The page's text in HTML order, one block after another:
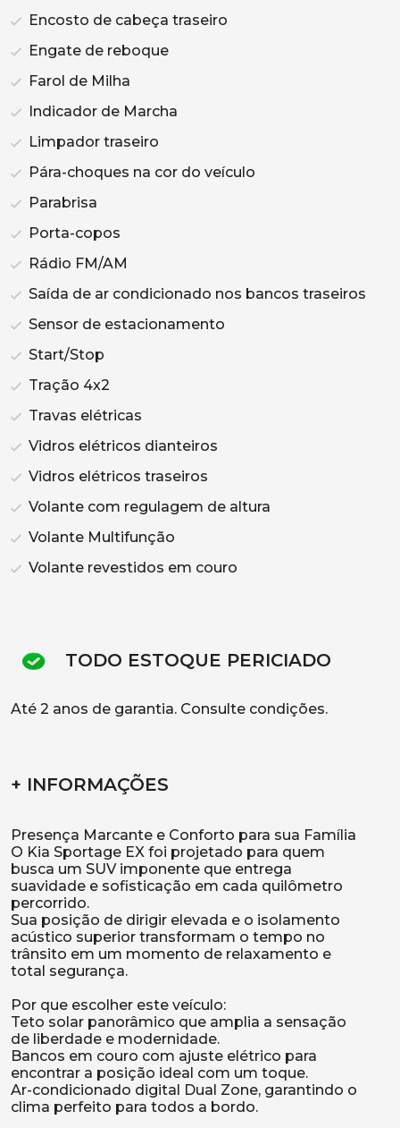
Encosto de cabeça traseiro
Engate de reboque
Farol de Milha
Indicador de Marcha
Limpador traseiro
Pára-choques na cor do veículo
Parabrisa
Porta-copos
Rádio FM/AM
Saída de ar condicionado nos bancos traseiros
Sensor de estacionamento
Start/Stop
Tração 4x2
Travas elétricas
Vidros elétricos dianteiros
Vidros elétricos traseiros
Volante com regulagem de altura
Volante Multifunção
Volante revestidos em couro
TODO ESTOQUE PERICIADO
Até 2 anos de garantia. Consulte condições.
+ INFORMAÇÕES
Presença Marcante e Conforto para sua Família
O Kia Sportage EX foi projetado para quem
busca um SUV imponente que entrega
suavidade e sofisticação em cada quilômetro
percorrido.
Sua posição de dirigir elevada e o isolamento
acústico superior transformam o tempo no
trânsito em um momento de relaxamento e
total segurança.
Por que escolher este veículo:
Teto solar panorâmico que amplia a sensação
de liberdade e modernidade.
Bancos em couro com ajuste elétrico para
encontrar a posição ideal com um toque.
Ar-condicionado digital Dual Zone, garantindo o
clima perfeito para todos a bordo.